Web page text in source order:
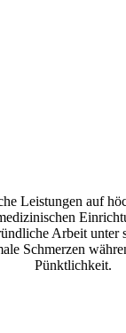
Leistungen auf
Arbeit unter
Schmerzen
Pünktlichkeit.